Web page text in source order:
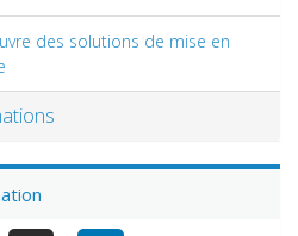
des solutions de mise en